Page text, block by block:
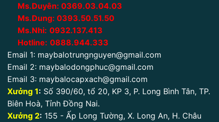
Ms.Duyên: 0369.03.04.03
Ms.Dung: 0393.50.51.50
Ms.Nhi: 0932.137.413
Hotline: 0888.944.333
Email 1: maybalotrungnguyen@gmail.com
Email 2: maybalodongphuc@gmail.com
Email 3: maybalocapxach@gmail.com
Xưởng 1: Số 390/60, tổ 20, KP 3, P. Long Bình Tân, TP.
Biên Hoà, Tỉnh Đồng Nai.
Xưởng 2: 155 - Ấp Long Tường, X. Long An, H. Châu